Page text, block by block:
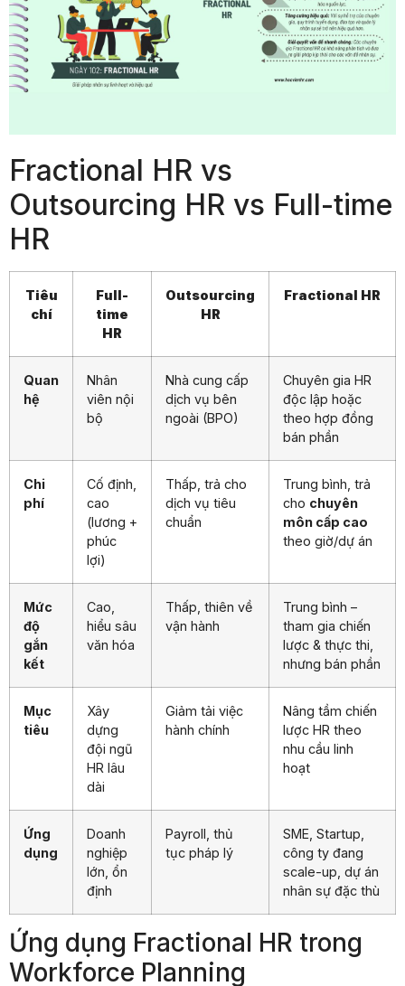
Fractional HR vs
Outsourcing HR vs Full-time
HR
Tiêu
chí
Full-
time
HR
Outsourcing
HR
Fractional HR
Quan
hệ
Nhân
viên nội
bộ
Nhà cung cấp
dịch vụ bên
ngoài (BPO)
Chuyên gia HR
độc lập hoặc
theo hợp đồng
bán phần
Chi
phí
Cố định,
cao
(lương +
phúc
lợi)
Thấp, trả cho
dịch vụ tiêu
chuẩn
Trung bình, trả
cho chuyên
môn cấp cao
theo giờ/dự án
Mức
độ
gắn
kết
Cao,
hiểu sâu
văn hóa
Thấp, thiên về
vận hành
Trung bình –
tham gia chiến
lược & thực thi,
nhưng bán phần
Mục
tiêu
Xây
dựng
đội ngũ
HR lâu
dài
Giảm tải việc
hành chính
Nâng tầm chiến
lược HR theo
nhu cầu linh
hoạt
Ứng
dụng
Doanh
nghiệp
lớn, ổn
định
Payroll, thủ
tục pháp lý
SME, Startup,
công ty đang
scale-up, dự án
nhân sự đặc thù
Ứng dụng Fractional HR trong
Workforce Planning